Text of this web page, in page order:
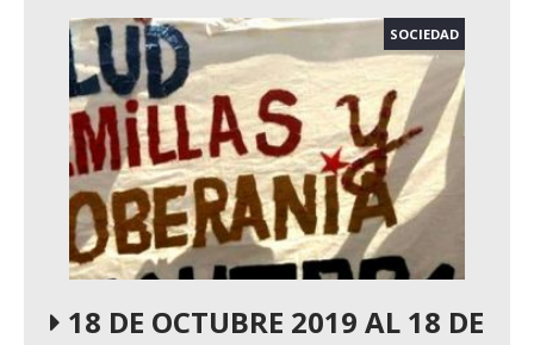
SOCIEDAD
18 DE OCTUBRE 2019 AL 18 DE